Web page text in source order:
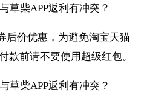
后价优惠，为避免淘宝天猫
款前请不要使用超级红包。